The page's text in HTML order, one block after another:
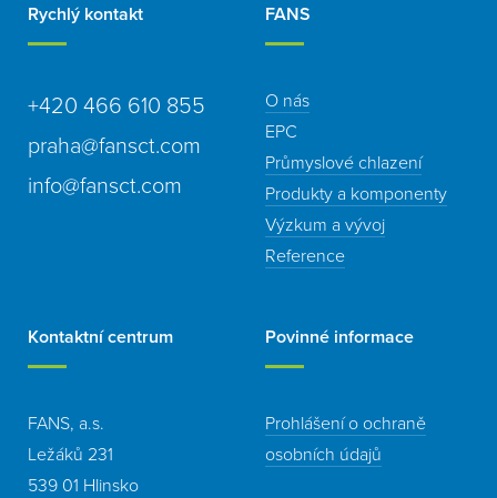
Rychlý kontakt
+420 466 610 855
praha@fansct.com
info@fansct.com
FANS
O nás
EPC
Průmyslové chlazení
Produkty a komponenty
Výzkum a vývoj
Reference
Kontaktní centrum
FANS, a.s.
Ležáků 231
539 01 Hlinsko
Povinné informace
Prohlášení o ochraně
osobních údajů